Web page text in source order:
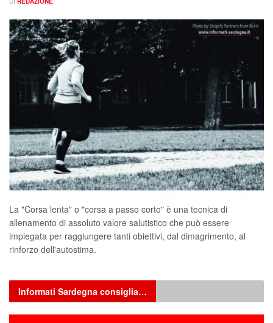
La "Corsa lenta" o "corsa a passo corto" è una tecnica di
allenamento di assoluto valore salutistico che può essere
impiegata per raggiungere tanti obiettivi, dal dimagrimento, al
rinforzo dell'autostima.
Informati Sardegna consiglia…